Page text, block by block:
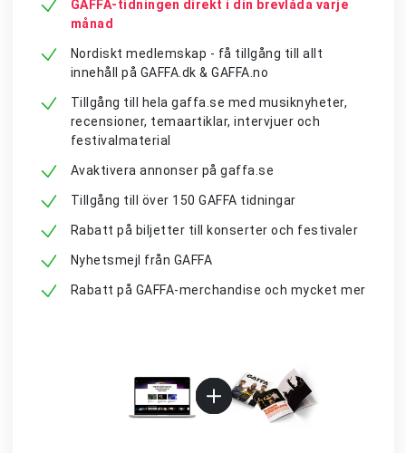
GAFFA-tidningen direkt i din brevlåda varje
månad
Nordiskt medlemskap - få tillgång till allt
innehåll på GAFFA.dk & GAFFA.no
Tillgång till hela gaffa.se med musiknyheter,
recensioner, temaartiklar, intervjuer och
festivalmaterial
Avaktivera annonser på gaffa.se
Tillgång till över 150 GAFFA tidningar
Rabatt på biljetter till konserter och festivaler
Nyhetsmejl från GAFFA
Rabatt på GAFFA-merchandise och mycket mer